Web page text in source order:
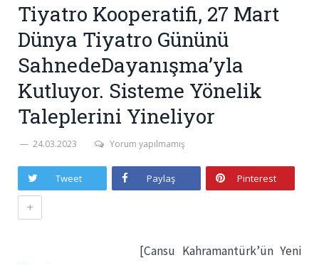
Tiyatro Kooperatifi, 27 Mart
Dünya Tiyatro Gününü
SahnedeDayanışma’yla
Kutluyor. Sisteme Yönelik
Taleplerini Yineliyor
24.03.2023 Yorum yapılmamış
Tweet Paylaş Pinterest
+
[Cansu Kahramantürk’ün Yeni